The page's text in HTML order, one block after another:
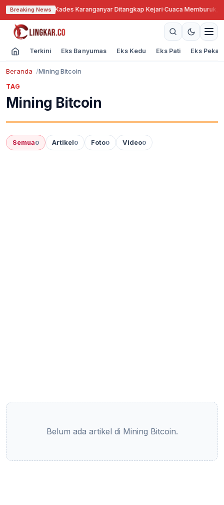
Breaking News
Bengkok, Kades Karanganyar Ditangkap Kejari·Cuaca Memburuk,
Terkini Eks Banyumas Eks Kedu Eks Pati Eks
Beranda Mining Bitcoin
TAG
Mining Bitcoin
Semua0 Artikel0 Foto0 Video0
Belum ada artikel di Mining Bitcoin.